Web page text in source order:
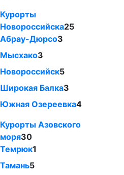
Курорты
Новороссийска25
Абрау-Дюрсо3
Мысхако3
Новороссийск5
Широкая Балка3
Южная Озереевка4
Курорты Азовского
моря30
Темрюк1
Тамань5